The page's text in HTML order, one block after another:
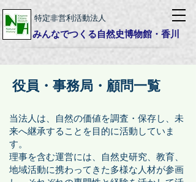
特定非営利活動法人
みんなでつくる自然史博物館・香川
​役員・事務局・顧問一覧
当法人は、自然の価値を調査・保存し、未
来へ継承することを目的に活動していま
す。
理事を含む運営には、自然史研究、教育、
地域活動に携わってきた多様な人材が参画